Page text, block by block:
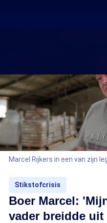
Marcel Rijkers in een van zijn
Stikstofcrisis
Boer Marcel:
vader breidde